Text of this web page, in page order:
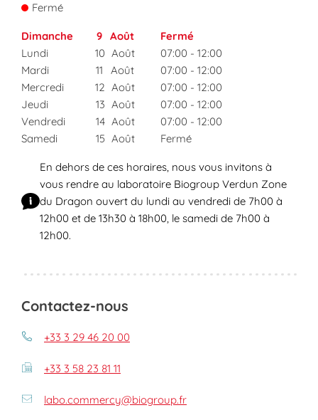
Fermé
Dimanche 9 Août
Fermé
Lundi
10 Août 07:00 - 12:00
Mardi
11 Août 07:00 - 12:00
Mercredi
12 Août 07:00 - 12:00
Jeudi
13 Août 07:00 - 12:00
Vendredi
14 Août 07:00 - 12:00
Samedi
15 Août Fermé
En dehors de ces horaires, nous vous invitons à
vous rendre au laboratoire Biogroup Verdun Zone
du Dragon ouvert du lundi au vendredi de 7h00 à
12h00 et de 13h30 à 18h00, le samedi de 7h00 à
12h00.
Contactez-nous
+33 3 29 46 20 00
+33 3 58 23 81 11
labo.commercy@biogroup.fr